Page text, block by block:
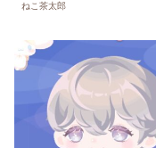
ねこ茶太郎